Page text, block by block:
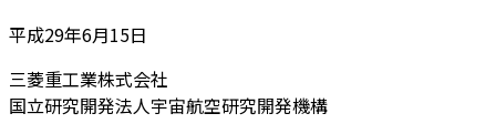
平成29年6月15日
三菱重工業株式会社
国立研究開発法人宇宙航空研究開発機構